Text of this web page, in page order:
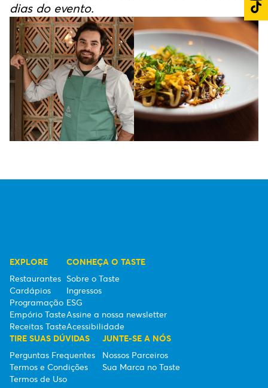
dias do evento.
EXPLORE
Restaurantes
Cardápios
Programação
Empório Taste
Receitas Taste
CONHEÇA O TASTE
Sobre o Taste
Ingressos
ESG
Assine a nossa newsletter
Acessibilidade
TIRE SUAS DÚVIDAS
Perguntas Frequentes
Termos e Condições
Termos de Uso
JUNTE-SE A NÓS
Nossos Parceiros
Sua Marca no Taste